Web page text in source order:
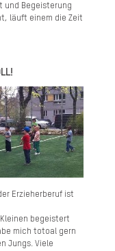
und Begeisterung
läuft einem die Zeit
Erzieherberuf ist
begeistert
mich totoal gern
Jungs. Viele